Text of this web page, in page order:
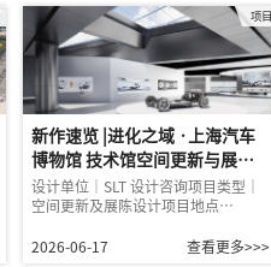
项目
新作速览 |进化之域 ·上海汽车
博物馆 技术馆空间更新与展陈
设计（SLT）
设计单位｜SLT 设计咨询项目类型｜
空间更新及展陈设计项目地点…
2026-06-17 查看更多>>>